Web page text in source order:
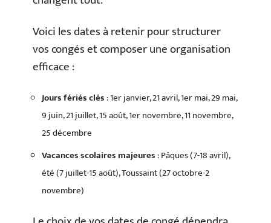
Voici les dates à retenir pour structurer
vos congés et composer une organisation
efficace :
Jours fériés clés: 1er janvier, 21 avril, 1er mai, 29 mai,
9 juin, 21 juillet, 15 août, 1er novembre, 11 novembre,
25 décembre
Vacances scolaires majeures: Pâques (7-18 avril),
été (7 juillet-15 août), Toussaint (27 octobre-2
novembre)